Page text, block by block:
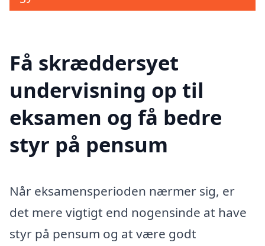
Få skræddersyet
undervisning op til
eksamen og få bedre
styr på pensum
Når eksamensperioden nærmer sig, er
det mere vigtigt end nogensinde at have
styr på pensum og at være godt